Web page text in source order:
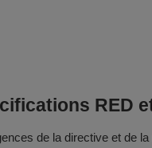
RED
de la directive et de